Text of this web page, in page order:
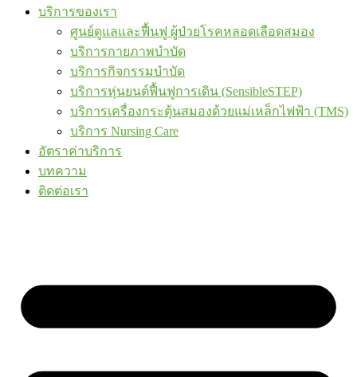
บริการของเรา
ศูนย์ดูแลและฟื้นฟู ผู้ป่วยโรคหลอดเลือดสมอง
บริการกายภาพบำบัด
บริการกิจกรรมบำบัด
บริการหุ่นยนต์ฟื้นฟูการเดิน (SensibleSTEP)
บริการเครื่องกระตุ้นสมองด้วยแม่เหล็กไฟฟ้า (TMS)
บริการ Nursing Care
อัตราค่าบริการ
บทความ
ติดต่อเรา